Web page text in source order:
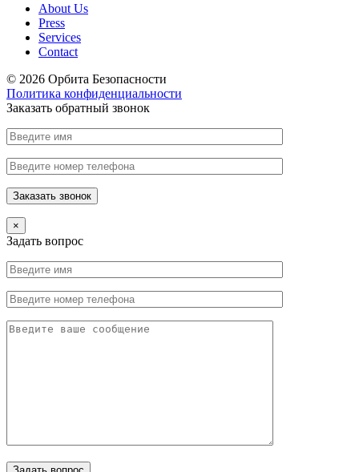
About Us
Press
Services
Contact
© 2026 Орбита Безопасности
Политика конфиденциальности
Заказать обратный звонок
×
Задать вопрос